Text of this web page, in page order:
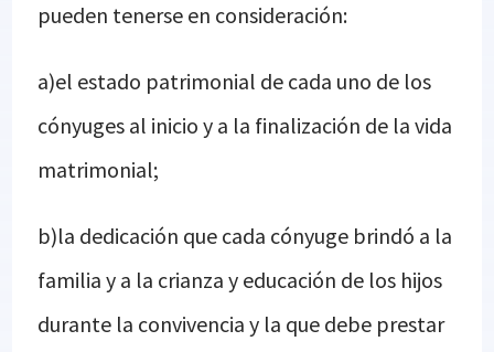
pueden tenerse en consideración:
a)el estado patrimonial de cada uno de los
cónyuges al inicio y a la finalización de la vida
matrimonial;
b)la dedicación que cada cónyuge brindó a la
familia y a la crianza y educación de los hijos
durante la convivencia y la que debe prestar